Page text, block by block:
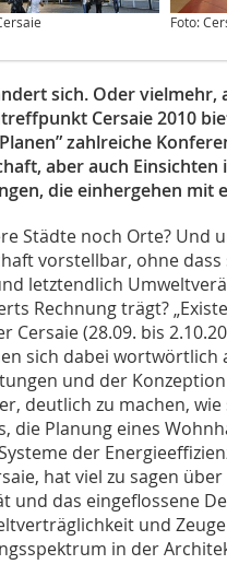
Foto:
sich. Oder
Cersaie 2010
zahlreiche
aber auch
die einhergehen mit
Städte noch Orte? Und
vorstellbar, ohne
letztendlich
Rechnung trägt?
Cersaie (28.09. bis
sich dabei
und der
deutlich zu machen,
die Planung eines
der
hat viel zu sagen
und das eingeflossene
und
in der